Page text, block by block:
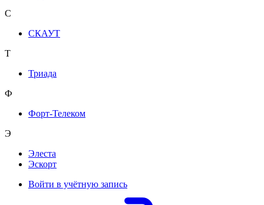
С
СКАУТ
Т
Триада
Ф
Форт-Телеком
Э
Элеста
Эскорт
Войти в учётную запись